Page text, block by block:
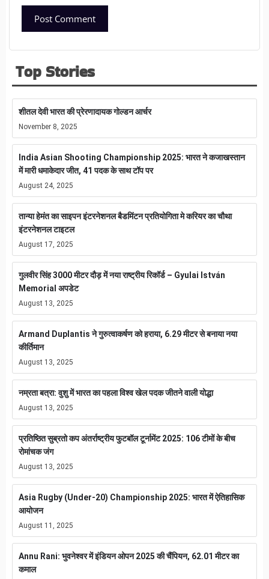
Top Stories
शीतल देवी भारत की प्रेरणादायक गोल्डन आर्चर
November 8, 2025
India Asian Shooting Championship 2025: भारत ने कजाखस्तान
में मारी धमाकेदार जीत, 41 पदक के साथ टॉप पर
August 24, 2025
तान्या हेमंत का साइपन इंटरनेशनल बैडमिंटन प्रतियोगिता मे करियर का चौथा
इंटरनेशनल टाइटल
August 17, 2025
गुलवीर सिंह 3000 मीटर दौड़ में नया राष्ट्रीय रिकॉर्ड – Gyulai István
Memorial अपडेट
August 13, 2025
Armand Duplantis ने गुरुत्वाकर्षण को हराया, 6.29 मीटर से बनाया नया
कीर्तिमान
August 13, 2025
नम्रता बत्रा: वुशु में भारत का पहला विश्व खेल पदक जीतने वाली योद्धा
August 13, 2025
प्रतिष्ठित सुब्रतो कप अंतर्राष्ट्रीय फुटबॉल टूर्नामेंट 2025: 106 टीमों के बीच
रोमांचक जंग
August 13, 2025
Asia Rugby (Under-20) Championship 2025: भारत में ऐतिहासिक
आयोजन
August 11, 2025
Annu Rani: भुवनेश्वर में इंडियन ओपन 2025 की चैंपियन, 62.01 मीटर का
कमाल